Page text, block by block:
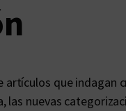
artículos que
las nuevas